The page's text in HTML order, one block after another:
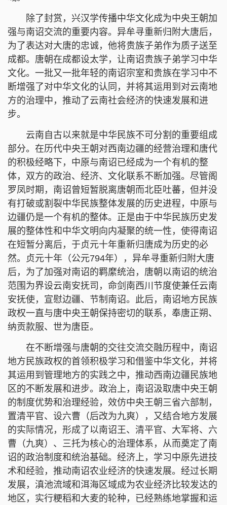
除了封赏，兴汉学传播中华文化成为中央王朝加
强与南诏交流的重要内容。异牟寻重新归附大唐后，
为了表达对大唐的忠诚，他将贵族子弟作为质子送至
成都。唐朝在成都设太学，让南诏贵族子弟学习中华
文化。一批又一批年轻的南诏宗室和贵族在学习中不
断增强了对中华文化的认同，并将其运用到对云南地
方的治理中，推动了云南社会经济的快速发展和进
步。
云南自古以来就是中华民族不可分割的重要组成
部分。在历代中央王朝对西南边疆的经营治理和唐代
的积极经略下，中原与南诏已经成为一个有机的整
体，双方的政治、经济、文化联系不断加强。尽管阁
罗凤时期，南诏曾短暂脱离唐朝而北臣吐蕃，但并没
有打破或割裂中华民族整体发展的历史进程，中原与
边疆仍是一个有机的整体。正是由于中华民族历史发
展的整体性和中华文明向内凝聚的统一性，使得南诏
在短暂分离后，于贞元十年重新归唐成为历史的必
然。贞元十年（公元794年），异牟寻重新归附大唐
后，为了加强对南诏的羁縻统治，唐朝以南诏的统治
范围为界设云南安抚司，命剑南西川节度使兼任云南
安抚使，宣慰边疆、节制南诏。此后，南诏地方民族
政权一直与唐中央王朝保持密切的联系，奉唐正朔、
纳贡款服、世为唐臣。
在不断增强与唐朝的交往交流交融历程中，南诏
地方民族政权的首领积极学习和借鉴中华文化，并将
其运用到管理地方的实践之中，推动西南边疆民族地
区的不断发展和进步。政治上，南诏汲取唐中央王朝
的制度优势和治理经验，效仿中央王朝三省六部制，
置清平官、设六曹（后改为九爽），又结合地方发展
的实际情况，形成了以南诏王、清平官、大军将、六
曹（九爽）、三托为核心的治理体系，从而奠定了南
诏的政治制度和统治基础。经济上，学习中原先进技
术和经验，推动南诏农业经济的快速发展。经过长期
发展，滇池流域和洱海区域成为农业经济比较发达的
地区，实行粳稻和大麦的轮种，已经熟练地掌握和运